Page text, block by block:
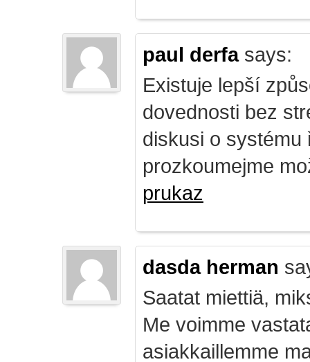
paul derfasays:
Existuje lepší
dovednosti bez
diskusi o
prozkoumejme
prukaz
dasda herman
Saatat miettiä,
Me voimme
asiakkaillemme